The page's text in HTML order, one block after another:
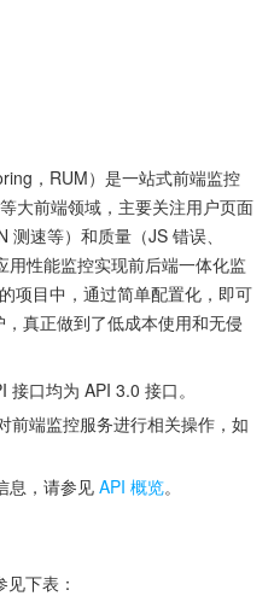
，RUM）是一站式前端监控
大前端领域，主要关注用户页面
速等）和质量（JS 错误、
性能监控实现前后端一体化监
项目中，通过简单配置化，即可
真正做到了低成本使用和无侵
口均为 API 3.0 接口。
前端监控服务进行相关操作，如
息，请参见 API 概览。
下表：